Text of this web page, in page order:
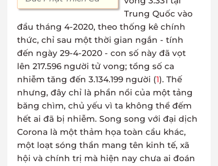
Trung Quốc vào
đầu tháng 4-2020, theo thống kê chính
thức, chỉ sau một thời gian ngắn - tính
đến ngày 29-4-2020 - con số này đã vọt
lên 217.596 người tử vong; tổng số ca
nhiễm tăng đến 3.134.199 người (1). Thế
nhưng, đây chỉ là phần nổi của một tảng
băng chìm, chủ yếu vì ta không thể đếm
hết ai đã bị nhiễm. Song song với đại dịch
Corona là một thảm họa toàn cầu khác,
một loạt sóng thần mang tên kinh tế, xã
hội và chính trị mà hiện nay chưa ai đoán